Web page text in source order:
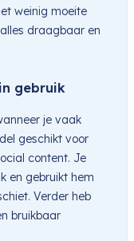
weinig moeite
draagbaar en
gebruik
je vaak
geschikt voor
content. Je
en gebruikt hem
Verder heb
bruikbaar